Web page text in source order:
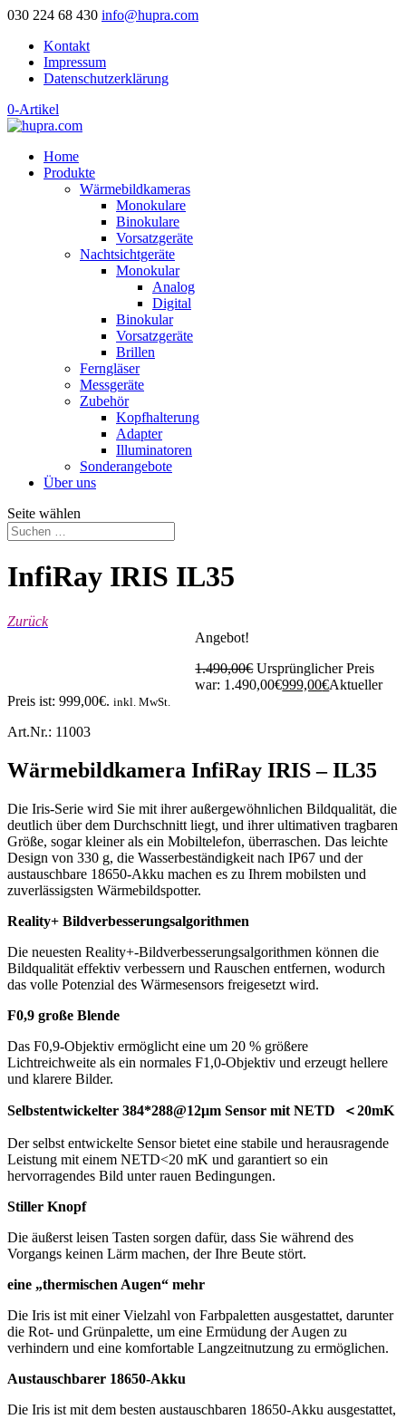
030 224 68 430 info@hupra.com
Kontakt
Impressum
Datenschutzerklärung
0-Artikel
Home
Produkte
Wärmebildkameras
Monokulare
Binokulare
Vorsatzgeräte
Nachtsichtgeräte
Monokular
Analog
Digital
Binokular
Vorsatzgeräte
Brillen
Ferngläser
Messgeräte
Zubehör
Kopfhalterung
Adapter
Illuminatoren
Sonderangebote
Über uns
Seite wählen
InfiRay IRIS IL35
Zurück
Angebot!
1.490,00€ Ursprünglicher Preis
war: 1.490,00€999,00€Aktueller
Preis ist: 999,00€. inkl. MwSt.
Art.Nr.: 11003
Wärmebildkamera InfiRay IRIS – IL35
Die Iris-Serie wird Sie mit ihrer außergewöhnlichen Bildqualität, die
deutlich über dem Durchschnitt liegt, und ihrer ultimativen tragbaren
Größe, sogar kleiner als ein Mobiltelefon, überraschen. Das leichte
Design von 330 g, die Wasserbeständigkeit nach IP67 und der
austauschbare 18650-Akku machen es zu Ihrem mobilsten und
zuverlässigsten Wärmebildspotter.
Reality+ Bildverbesserungsalgorithmen
Die neuesten Reality+-Bildverbesserungsalgorithmen können die
Bildqualität effektiv verbessern und Rauschen entfernen, wodurch
das volle Potenzial des Wärmesensors freigesetzt wird.
F0,9 große Blende
Das F0,9-Objektiv ermöglicht eine um 20 % größere
Lichtreichweite als ein normales F1,0-Objektiv und erzeugt hellere
und klarere Bilder.
Selbstentwickelter 384*288@12μm Sensor mit NETD ＜20mK
Der selbst entwickelte Sensor bietet eine stabile und herausragende
Leistung mit einem NETD<20 mK und garantiert so ein
hervorragendes Bild unter rauen Bedingungen.
Stiller Knopf
Die äußerst leisen Tasten sorgen dafür, dass Sie während des
Vorgangs keinen Lärm machen, der Ihre Beute stört.
eine „thermischen Augen“ mehr
Die Iris ist mit einer Vielzahl von Farbpaletten ausgestattet, darunter
die Rot- und Grünpalette, um eine Ermüdung der Augen zu
verhindern und eine komfortable Langzeitnutzung zu ermöglichen.
Austauschbarer 18650-Akku
Die Iris ist mit dem besten austauschbaren 18650-Akku ausgestattet,